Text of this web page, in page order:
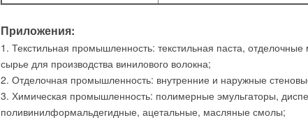
Приложения:
1. Текстильная промышленность: текстильная паста,
сырье для производства винилового волокна;
2. Отделочная промышленность: внутренние и наружные
3. Химическая промышленность: полимерные эмульгаторы,
поливинилформальдегидные, ацетальные, масляные смолы;